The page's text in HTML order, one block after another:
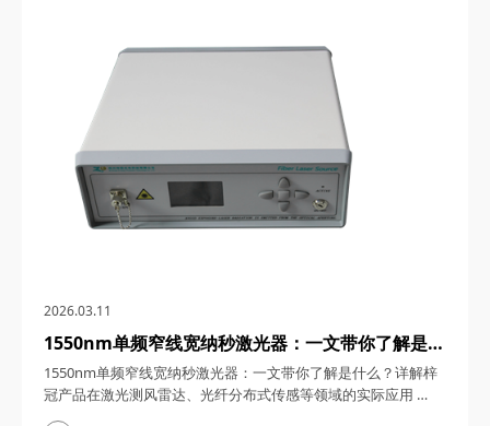
款产品的内在魅力。 一、1...
2026.03.11
1550nm单频窄线宽纳秒激光器：一文带你了解是什
么？详解梓冠产品在激光测风雷达、光纤分布式传感
等领域的实际应用
1550nm单频窄线宽纳秒激光器：一文带你了解是什么？详解梓
冠产品在激光测风雷达、光纤分布式传感等领域的实际应用
1550nm单频窄线宽纳秒激光器，在激光技术的浩瀚星空中，犹